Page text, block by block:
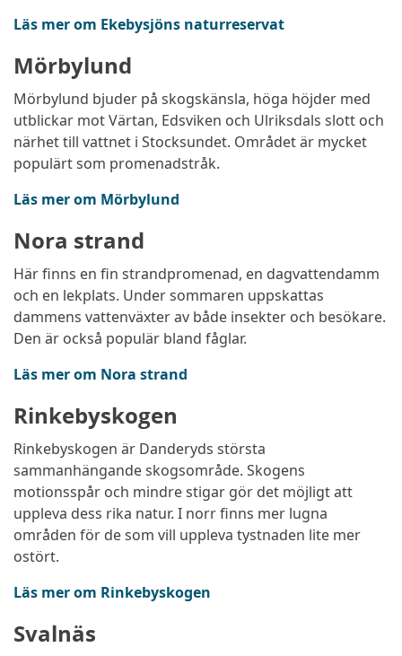
Läs mer om Ekebysjöns naturreservat
Mörbylund
Mörbylund bjuder på skogskänsla, höga höjder med
utblickar mot Värtan, Edsviken och Ulriksdals slott och
närhet till vattnet i Stocksundet. Området är mycket
populärt som promenadstråk.
Läs mer om Mörbylund
Nora strand
Här finns en fin strandpromenad, en dagvattendamm
och en lekplats. Under sommaren uppskattas
dammens vattenväxter av både insekter och besökare.
Den är också populär bland fåglar.
Läs mer om Nora strand
Rinkebyskogen
Rinkebyskogen är Danderyds största
sammanhängande skogsområde. Skogens
motionsspår och mindre stigar gör det möjligt att
uppleva dess rika natur. I norr finns mer lugna
områden för de som vill uppleva tystnaden lite mer
ostört.
Läs mer om Rinkebyskogen
Svalnäs